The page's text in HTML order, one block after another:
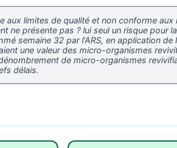
aux limites de qualité et non conforme
ne présente pas ? lui seul un risque
semaine 32 par l'ARS, en application
une valeur des micro-organismes
de micro-organismes
délais.